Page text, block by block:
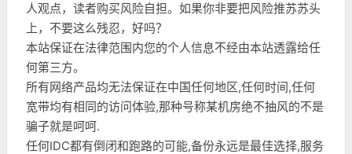
人观点，读者购买风险自担。如果你非要把风险推苏苏头
上，不要这么残忍，好吗？
本站保证在法律范围内您的个人信息不经由本站透露给任
何第三方。
所有网络产品均无法保证在中国任何地区,任何时间,任何
宽带均有相同的访问体验,那种号称某机房绝不抽风的不是
骗子就是呵呵.
任何IDC都有倒闭和跑路的可能,备份永远是最佳选择,服务